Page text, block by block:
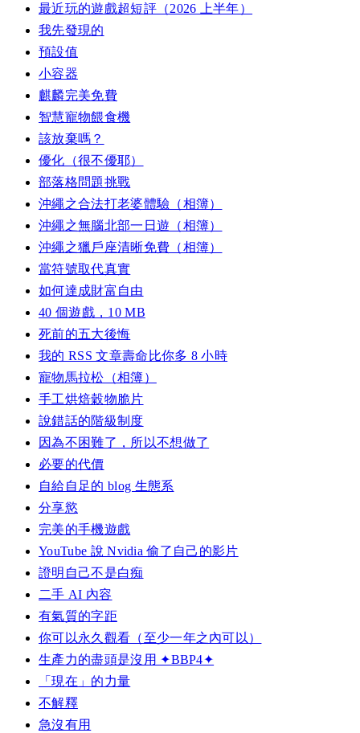
最近玩的遊戲超短評（2026 上半年）
我先發現的
預設值
小容器
麒麟完美免費
智慧寵物餵食機
該放棄嗎？
優化（很不優耶）
部落格問題挑戰
沖繩之合法打老婆體驗（相簿）
沖繩之無腦北部一日遊（相簿）
沖繩之獵戶座清晰免費（相簿）
當符號取代真實
如何達成財富自由
40 個遊戲，10 MB
死前的五大後悔
我的 RSS 文章壽命比你多 8 小時
寵物馬拉松（相簿）
手工烘焙穀物脆片
說錯話的階級制度
因為不困難了，所以不想做了
必要的代價
自給自足的 blog 生態系
分享慾
完美的手機遊戲
YouTube 說 Nvidia 偷了自己的影片
證明自己不是白痴
二手 AI 內容
有氣質的字距
你可以永久觀看（至少一年之內可以）
生產力的盡頭是沒用 ✦BBP4✦
「現在」的力量
不解釋
急沒有用